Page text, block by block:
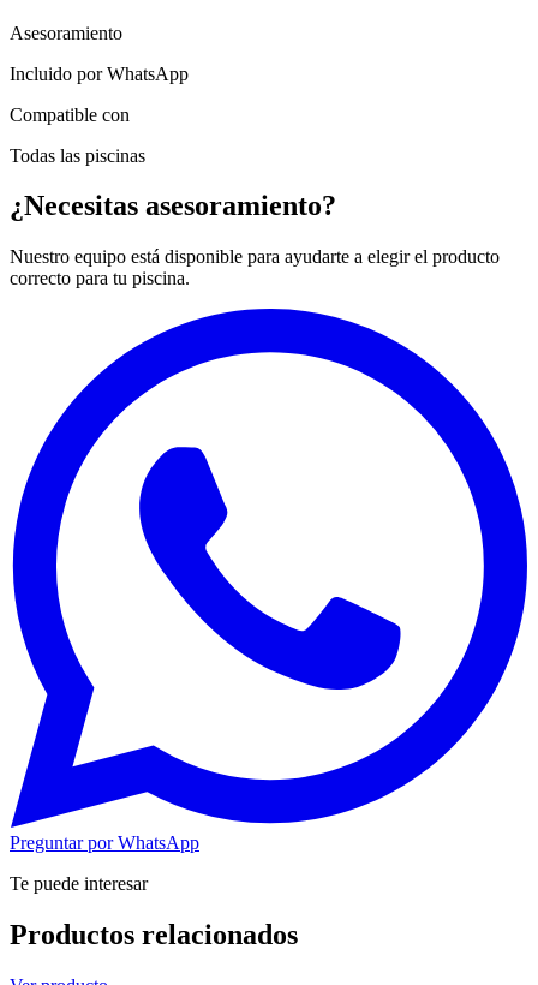
Asesoramiento
Incluido por WhatsApp
Compatible con
Todas las piscinas
¿Necesitas asesoramiento?
Nuestro equipo está disponible para ayudarte a elegir el producto
correcto para tu piscina.
Preguntar por WhatsApp
Te puede interesar
Productos relacionados